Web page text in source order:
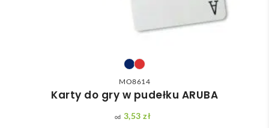
MO8614
Karty do gry w pudełku ARUBA
3,53 zł